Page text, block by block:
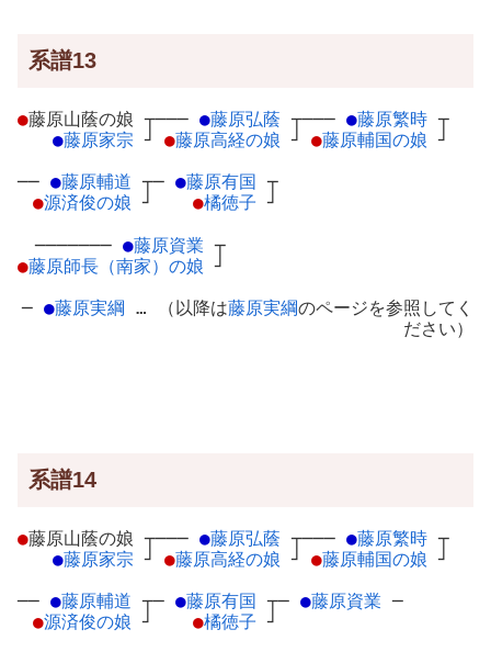
系譜13
●藤原山蔭の娘 ┬
●藤原家宗 ┘
─── ●藤原弘蔭 ┬
●藤原高経の娘 ┘
─── ●藤原繁時 ┬
●藤原輔国の娘 ┘
── ●藤原輔道 ┬
●源済俊の娘 ┘
─ ●藤原有国
┬
●橘徳子 ┘
─────── ●藤原資業 ┬
●藤原師長（南家）の娘 ┘
─ ●藤原実綱 … （以降は藤原実綱のページを参照してく
ださい）
系譜14
●藤原山蔭の娘 ┬
●藤原家宗 ┘
─── ●藤原弘蔭 ┬
●藤原高経の娘 ┘
─── ●藤原繁時 ┬
●藤原輔国の娘 ┘
── ●藤原輔道 ┬
●源済俊の娘 ┘
─ ●藤原有国 ┬
●橘徳子 ┘
─ ●藤原資業 ─